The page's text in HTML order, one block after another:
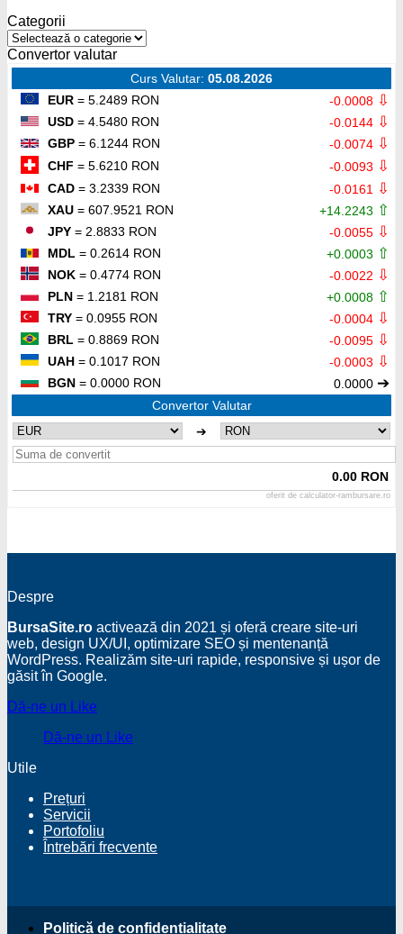
Categorii
Categorii
Convertor valutar
Curs Valutar: 05.08.2026
EUR = 5.2489 RON -0.0008 ⇩
USD = 4.5480 RON -0.0144 ⇩
GBP = 6.1244 RON -0.0074 ⇩
CHF = 5.6210 RON -0.0093 ⇩
CAD = 3.2339 RON -0.0161 ⇩
XAU = 607.9521 RON +14.2243 ⇧
JPY = 2.8833 RON -0.0055 ⇩
MDL = 0.2614 RON +0.0003 ⇧
NOK = 0.4774 RON -0.0022 ⇩
PLN = 1.2181 RON +0.0008 ⇧
TRY = 0.0955 RON -0.0004 ⇩
BRL = 0.8869 RON -0.0095 ⇩
UAH = 0.1017 RON -0.0003 ⇩
BGN = 0.0000 RON 0.0000 ➔
Convertor Valutar
➔
0.00 RON
oferit decalculator-rambursare.ro
Despre
BursaSite.ro activează din 2021 și oferă creare site-uri
web, design UX/UI, optimizare SEO și mentenanță
WordPress. Realizăm site-uri rapide, responsive și ușor de
găsit în Google.
Dă-ne un Like
Dă-ne un Like
Utile
Prețuri
Servicii
Portofoliu
Întrebări frecvente
Politică de confidențialitate